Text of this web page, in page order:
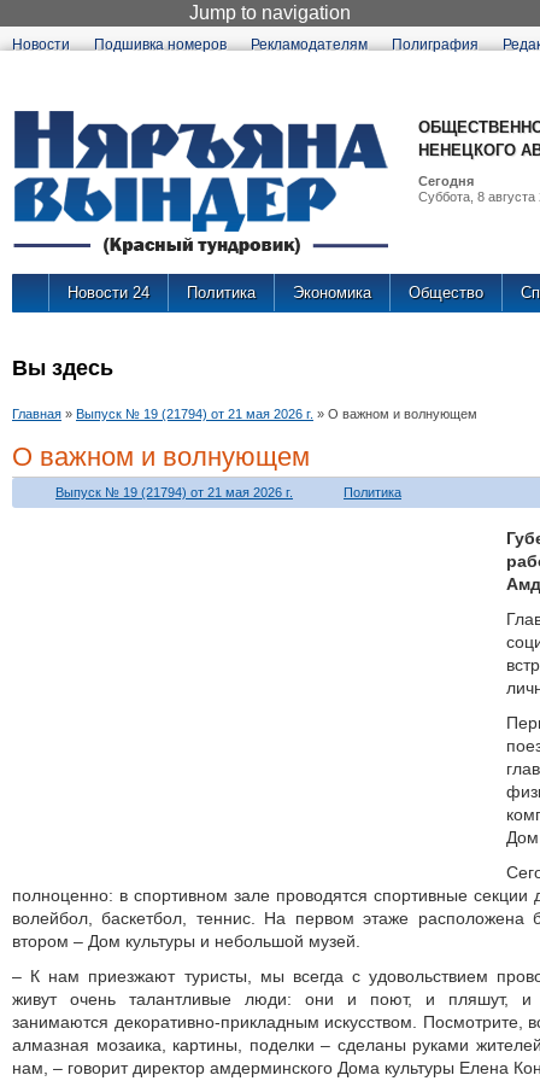
Jump to navigation
Новости Подшивка номеров Рекламодателям Полиграфия
НЕНЕЦКОГО
Сегодня
Суббота, 8 августа
Новости 24 Политика Экономика Общество
Вы здесь
Главная » Выпуск № 19 (21794) от 21 мая 2026 г. » О важном и волнующем
О важном и волнующем
Выпуск № 19 (21794) от 21 мая 2026 г. Политика
Дом
полноценно: в спортивном зале проводятся спортивные секции
волейбол, баскетбол, теннис. На первом этаже расположена
втором – Дом культуры и небольшой музей.
– К нам приезжают туристы, мы всегда с удовольствием
живут очень талантливые люди: они и поют, и пляшут, и
занимаются декоративно-прикладным искусством. Посмотрите,
алмазная мозаика, картины, поделки – сделаны руками
нам, – говорит директор амдерминского Дома культуры Елена